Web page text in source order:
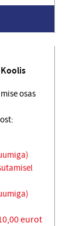
osas
eurot